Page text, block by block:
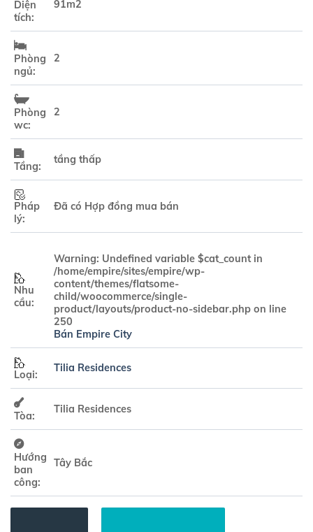
Diện
tích:
91m2
Phòng
ngủ:
2
Phòng
wc:
2
Tầng:
tầng thấp
Pháp
lý:
Đã có Hợp đồng mua bán
Nhu
cầu:
Warning: Undefined variable $cat_count in
/home/empire/sites/empire/wp-
content/themes/flatsome-
child/woocommerce/single-
product/layouts/product-no-sidebar.php on line
250
Bán Empire City
Loại:
Tilia Residences
Tòa:
Tilia Residences
Hướng
ban
công:
Tây Bắc